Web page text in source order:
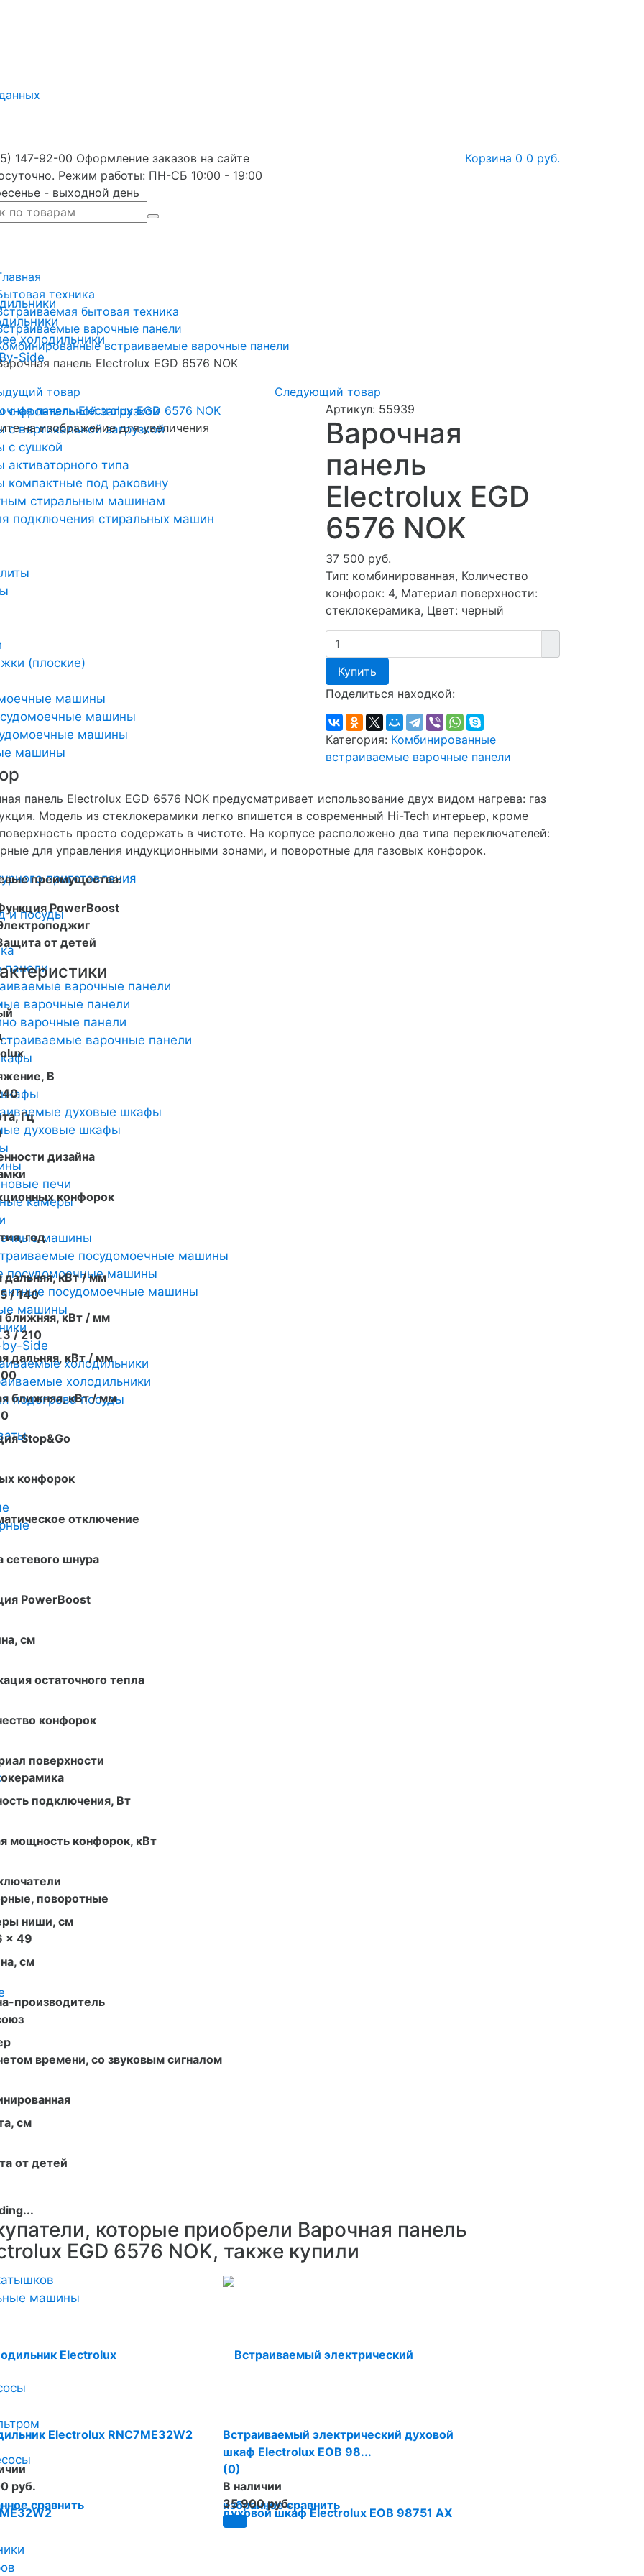
147-92-00 Оформление заказов на сайте
Режим работы: ПН-СБ 10:00 - 19:00
- выходной день
Корзина 0 0 руб.
холодильники
Side
фронтальной загрузкой
вертикальной загрузкой
с сушкой
типа
под раковину
стиральным машинам
подключения стиральных машин
(плоские)
машины
машины
машины
машины
приготовления
и посуды
панели
варочные панели
варочные панели
варочные панели
варочные панели
духовые шкафы
духовые шкафы
печи
камеры
машины
посудомоечные машины
посудомоечные машины
посудомоечные машины
машины
Side
холодильники
холодильники
подогрева посуды
машины
техника
бытовая техника
варочные панели
встраиваемые варочные панели
панель Electrolux EGD 6576 NOK
товар
Следующий товар
на изображение для увеличения
Артикул: 55939
Варочная
панель
Electrolux EGD
6576 NOK
37 500 руб.
Тип: комбинированная, Количество
конфорок: 4, Материал поверхности:
стеклокерамика, Цвет: черный
Купить
Поделиться находкой:
Категория: Комбинированные
встраиваемые варочные панели
панель Electrolux EGD 6576 NOK предусматривает использование двух видом нагрева: газ
Модель из стеклокерамики легко впишется в современный Hi-Tech интерьер, кроме
просто содержать в чистоте. На корпусе расположено два типа переключателей:
для управления индукционными зонами, и поворотные для газовых конфорок.
преимущества:
PowerBoost
от детей
В
Гц
дизайна
конфорок
год
дальняя, кВт / мм
/ 140
ближняя, кВт / мм
/ 210
дальняя, кВт / мм
ближняя, кВт / мм
Stop&Go
конфорок
отключение
сетевого шнура
PowerBoost
см
остаточного тепла
конфорок
поверхности
подключения, Вт
мощность конфорок, кВт
поворотные
ниши, см
x 49
см
производитель
времени, со звуковым сигналом
см
от детей
которые приобрели Варочная панель
EGD 6576 NOK, также купили
сравнить
Electrolux RNC7ME32W2
руб.
избранное сравнить
Встраиваемый электрический духовой
шкаф Electrolux EOB 98...
(0)
В наличии
35 900 руб.